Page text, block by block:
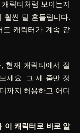
릭터처럼 보이는지
훨씬 덜 흔들립니다.
도 캐릭터가 계속 같
현재 캐릭터에서 절
세요. 그 세 줄만 정
까지 허용하고 어디
이 캐릭터로 바로 알